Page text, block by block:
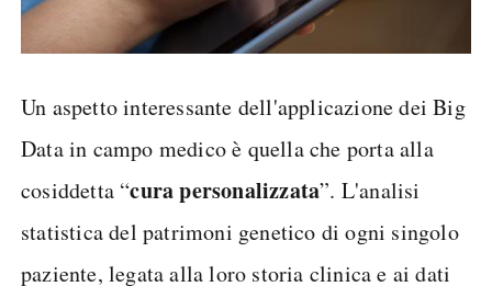
Un aspetto interessante dell'applicazione dei Big
Data in campo medico è quella che porta alla
cosiddetta “cura personalizzata”. L'analisi
statistica del patrimoni genetico di ogni singolo
paziente, legata alla loro storia clinica e ai dati